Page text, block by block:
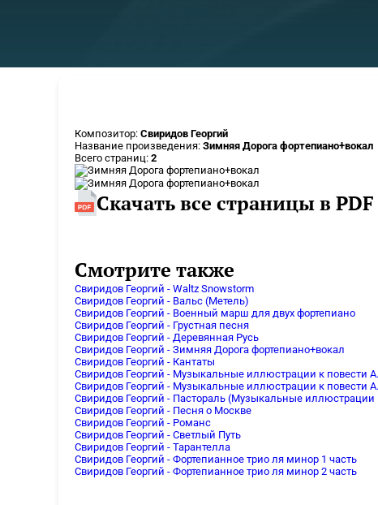
Композитор: Свиридов Георгий
Название произведения: Зимняя Дорога фортепиано+вокал
Всего страниц: 2
Скачать все страницы в PDF
Смотрите также
Свиридов Георгий - Waltz Snowstorm
Свиридов Георгий - Вальс (Метель)
Свиридов Георгий - Военный марш для двух фортепиано
Свиридов Георгий - Грустная песня
Свиридов Георгий - Деревянная Русь
Свиридов Георгий - Зимняя Дорога фортепиано+вокал
Свиридов Георгий - Кантаты
Свиридов Георгий - Музыкальные иллюстрации к повести
Свиридов Георгий - Музыкальные иллюстрации к повести
Свиридов Георгий - Пастораль (Музыкальные
Свиридов Георгий - Песня о Москве
Свиридов Георгий - Романс
Свиридов Георгий - Светлый Путь
Свиридов Георгий - Тарантелла
Свиридов Георгий - Фортепианное трио ля минор 1 часть
Свиридов Георгий - Фортепианное трио ля минор 2 часть